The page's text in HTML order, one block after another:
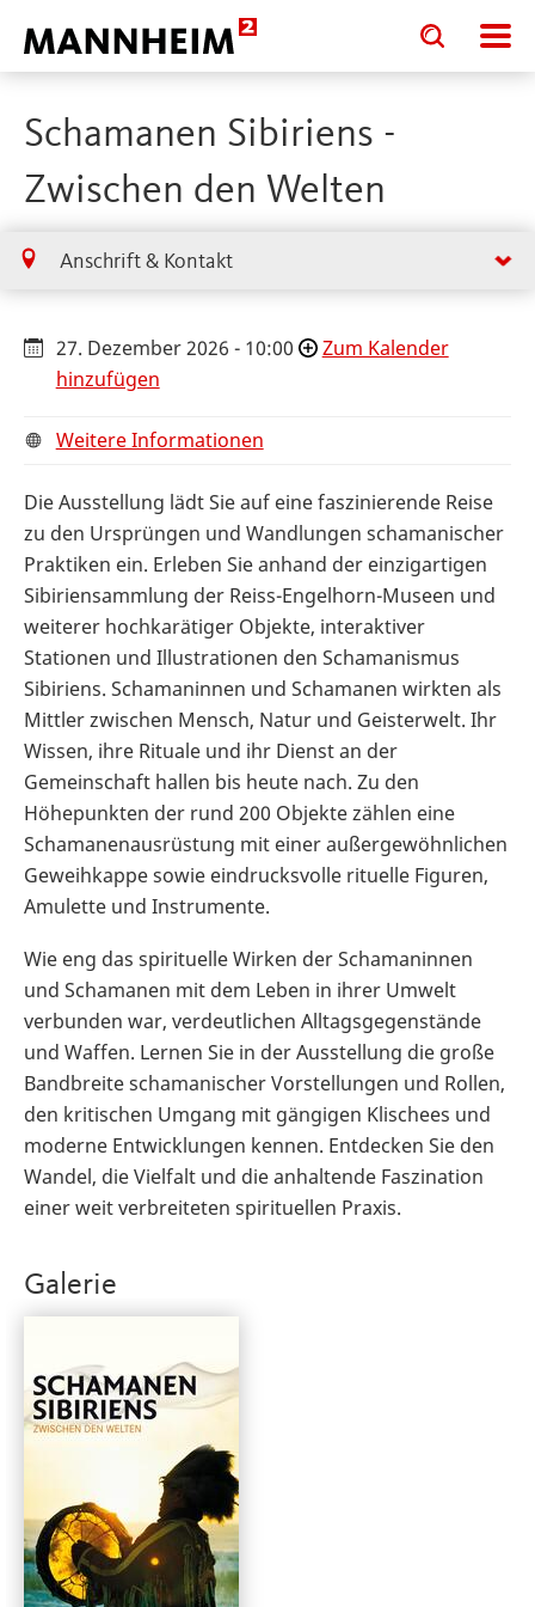
Toggle
search
input
Toggle
search
input
Schamanen Sibiriens -
Zwischen den Welten
Anschrift & Kontakt
27. Dezember 2026 - 10:00
Zum Kalender
hinzufügen
Weitere Informationen
Die Ausstellung lädt Sie auf eine faszinierende Reise
zu den Ursprüngen und Wandlungen schamanischer
Praktiken ein. Erleben Sie anhand der einzigartigen
Sibiriensammlung der Reiss-Engelhorn-Museen und
weiterer hochkarätiger Objekte, interaktiver
Stationen und Illustrationen den Schamanismus
Sibiriens. Schamaninnen und Schamanen wirkten als
Mittler zwischen Mensch, Natur und Geisterwelt. Ihr
Wissen, ihre Rituale und ihr Dienst an der
Gemeinschaft hallen bis heute nach. Zu den
Höhepunkten der rund 200 Objekte zählen eine
Schamanenausrüstung mit einer außergewöhnlichen
Geweihkappe sowie eindrucksvolle rituelle Figuren,
Amulette und Instrumente.
Wie eng das spirituelle Wirken der Schamaninnen
und Schamanen mit dem Leben in ihrer Umwelt
verbunden war, verdeutlichen Alltagsgegenstände
und Waffen. Lernen Sie in der Ausstellung die große
Bandbreite schamanischer Vorstellungen und Rollen,
den kritischen Umgang mit gängigen Klischees und
moderne Entwicklungen kennen. Entdecken Sie den
Wandel, die Vielfalt und die anhaltende Faszination
einer weit verbreiteten spirituellen Praxis.
Galerie